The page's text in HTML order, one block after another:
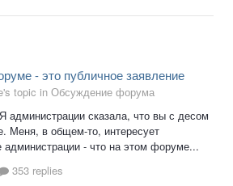
- это публичное заявление
topic in Обсуждение форума
администрации сказала, что вы с десом
Меня, в общем-то, интересует
администрации - что на этом форуме...
353 replies